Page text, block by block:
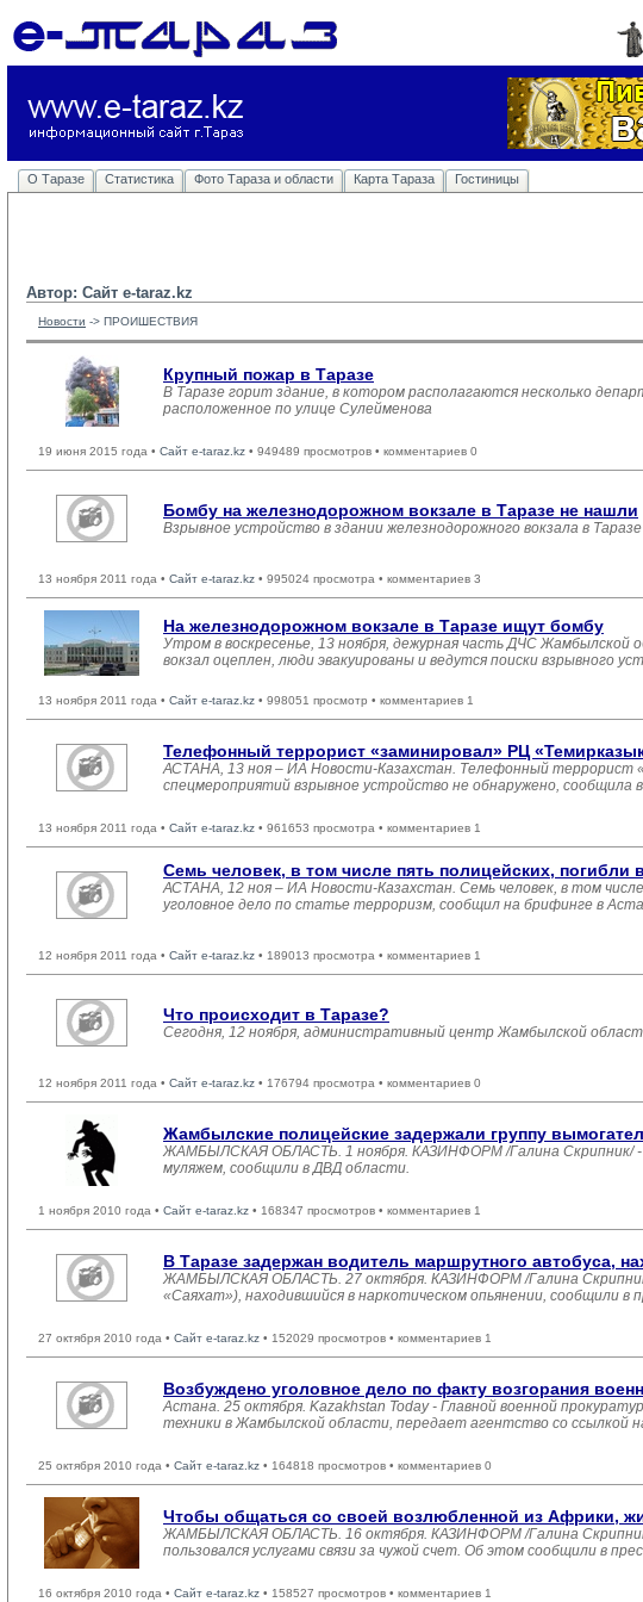
О Таразе Статистика Фото Тараза и области Карта Тараза Гостиницы
Автор: Сайт e-taraz.kz
Новости -> ПРОИШЕСТВИЯ
Крупный пожар в Таразе
В Таразе горит здание, в котором располагаются несколько
расположенное по улице Сулейменова
19 июня 2015 года • Сайт e-taraz.kz • 949489 просмотров • комментариев 0
Бомбу на железнодорожном вокзале в Таразе не нашли
Взрывное устройство в здании железнодорожного вокзала в
13 ноября 2011 года • Сайт e-taraz.kz • 995024 просмотра • комментариев 3
На железнодорожном вокзале в Таразе ищут бомбу
Утром в воскресенье, 13 ноября, дежурная часть ДЧС
вокзал оцеплен, люди эвакуированы и ведутся поиски взрывного
13 ноября 2011 года • Сайт e-taraz.kz • 998051 просмотр • комментариев 1
Телефонный террорист «заминировал» РЦ
АСТАНА, 13 ноя – ИА Новости-Казахстан. Телефонный террорист
спецмероприятий взрывное устройство не обнаружено, сообщила
13 ноября 2011 года • Сайт e-taraz.kz • 961653 просмотра • комментариев 1
Семь человек, в том числе пять полицейских, погибли
АСТАНА, 12 ноя – ИА Новости-Казахстан. Семь человек, в том
уголовное дело по статье терроризм, сообщил на брифинге в
12 ноября 2011 года • Сайт e-taraz.kz • 189013 просмотра • комментариев 1
Что происходит в Таразе?
Сегодня, 12 ноября, административный центр Жамбылской
12 ноября 2011 года • Сайт e-taraz.kz • 176794 просмотра • комментариев 0
Жамбылские полицейские задержали группу
ЖАМБЫЛСКАЯ ОБЛАСТЬ. 1 ноября. КАЗИНФОРМ /Галина Скрипник/ -
муляжем, сообщили в ДВД области.
1 ноября 2010 года • Сайт e-taraz.kz • 168347 просмотров • комментариев 1
В Таразе задержан водитель маршрутного автобуса,
ЖАМБЫЛСКАЯ ОБЛАСТЬ. 27 октября. КАЗИНФОРМ /Галина
«Саяхат»), находившийся в наркотическом опьянении, сообщили
27 октября 2010 года • Сайт e-taraz.kz • 152029 просмотров • комментариев 1
Возбуждено уголовное дело по факту возгорания
Астана. 25 октября. Kazakhstan Today - Главной военной
техники в Жамбылской области, передает агентство со ссылкой
25 октября 2010 года • Сайт e-taraz.kz • 164818 просмотров • комментариев 0
Чтобы общаться со своей возлюбленной из Африки,
ЖАМБЫЛСКАЯ ОБЛАСТЬ. 16 октября. КАЗИНФОРМ /Галина
пользовался услугами связи за чужой счет. Об этом сообщили в
16 октября 2010 года • Сайт e-taraz.kz • 158527 просмотров • комментариев 1